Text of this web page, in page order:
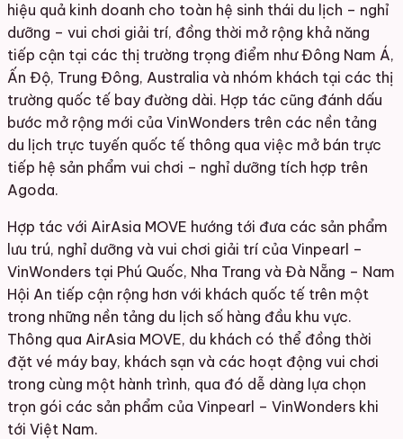
hiệu quả kinh doanh cho toàn hệ sinh thái du lịch – nghỉ
dưỡng – vui chơi giải trí, đồng thời mở rộng khả năng
tiếp cận tại các thị trường trọng điểm như Đông Nam Á,
Ấn Độ, Trung Đông, Australia và nhóm khách tại các thị
trường quốc tế bay đường dài. Hợp tác cũng đánh dấu
bước mở rộng mới của VinWonders trên các nền tảng
du lịch trực tuyến quốc tế thông qua việc mở bán trực
tiếp hệ sản phẩm vui chơi – nghỉ dưỡng tích hợp trên
Agoda.
Hợp tác với AirAsia MOVE hướng tới đưa các sản phẩm
lưu trú, nghỉ dưỡng và vui chơi giải trí của Vinpearl –
VinWonders tại Phú Quốc, Nha Trang và Đà Nẵng – Nam
Hội An tiếp cận rộng hơn với khách quốc tế trên một
trong những nền tảng du lịch số hàng đầu khu vực.
Thông qua AirAsia MOVE, du khách có thể đồng thời
đặt vé máy bay, khách sạn và các hoạt động vui chơi
trong cùng một hành trình, qua đó dễ dàng lựa chọn
trọn gói các sản phẩm của Vinpearl – VinWonders khi
tới Việt Nam.